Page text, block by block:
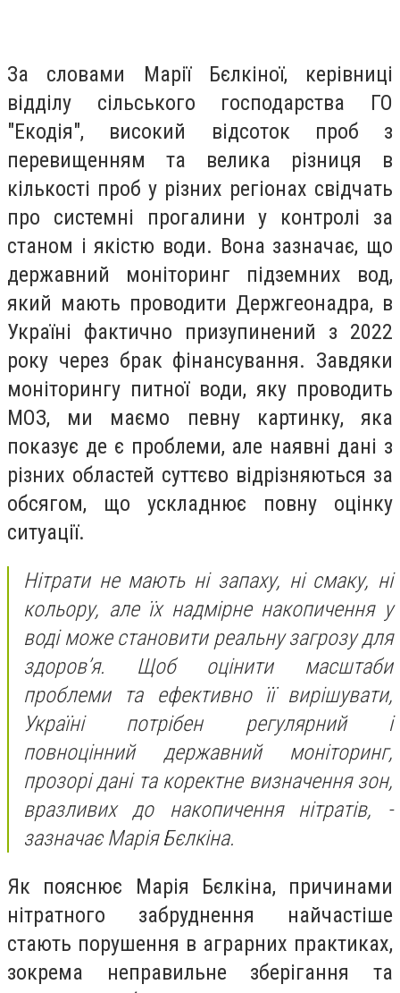
За словами Марії Бєлкіної, керівниці
відділу сільського господарства ГО
"Екодія", високий відсоток проб з
перевищенням та велика різниця в
кількості проб у різних регіонах свідчать
про системні прогалини у контролі за
станом і якістю води. Вона зазначає, що
державний моніторинг підземних вод,
який мають проводити Держгеонадра, в
Україні фактично призупинений з 2022
року через брак фінансування. Завдяки
моніторингу питної води, яку проводить
МОЗ, ми маємо певну картинку, яка
показує де є проблеми, але наявні дані з
різних областей суттєво відрізняються за
обсягом, що ускладнює повну оцінку
ситуації.
Нітрати не мають ні запаху, ні смаку, ні
кольору, але їх надмірне накопичення у
воді може становити реальну загрозу для
здоров’я. Щоб оцінити масштаби
проблеми та ефективно її вирішувати,
Україні потрібен регулярний і
повноцінний державний моніторинг,
прозорі дані та коректне визначення зон,
вразливих до накопичення нітратів, -
зазначає Марія Бєлкіна.
Як пояснює Марія Бєлкіна, причинами
нітратного забруднення найчастіше
стають порушення в аграрних практиках,
зокрема неправильне зберігання та